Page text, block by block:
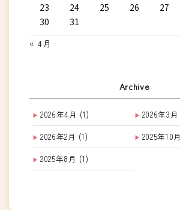
23
24 25 26 27
30
31
« 4月
Archive
2026年4月 (1) 2026年3月
2026年2月 (1) 2025年10月
2025年8月 (1)